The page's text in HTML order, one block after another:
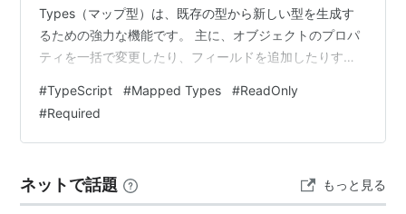
Types（マップ型）は、既存の型から新しい型を生成す
るための強力な機能です。 主に、オブジェクトのプロパ
ティを一括で変更したり、フィールドを追加したりする
ます：1. ReadOnly: オブジェクトの全てのプロパティを
読み取り専用にします。 type Readonly<T> = {
readonly [P in keyof T]: T[P]; }; 2. Partial: オブジ…
#TypeScript #Mapped Types #ReadOnly
#Required
ネットで話題 もっと見る